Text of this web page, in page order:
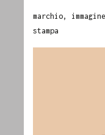
marchio,
stampa